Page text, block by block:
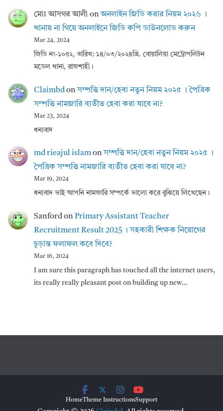
মোঃ আসগর আলী onঅনলাইন জিডি করার নিয়ম ২০২৬ ।
থানায় না গিয়ে অনলাইনে জিডি কপি ডাউনলোড করুন
Mar 24, 2024
জিডি নং-১০৫২, তারিখ: ১৪/০৩/২০২৪খ্রি. বোয়ালিয়া মেট্রোপলিটন
মডেল থানা, রাজশাহী।
Claimbdonসম্পত্তি দান/হেবা নতুন নিয়ম ২০২৫ । পৈত্রিক
সম্পত্তি নামজারি ব্যতীত হেবা করা যাবে না?
Mar 23, 2024
ধন্যবাদ
md rieajul islamonসম্পত্তি দান/হেবা নতুন নিয়ম ২০২৫ ।
পৈত্রিক সম্পত্তি নামজারি ব্যতীত হেবা করা যাবে না?
Mar 19, 2024
ধন্যবাদ ভাই আপনি নামজারি সম্পর্কে ভালো করে বুঝিয়ে লিখেছেন।
SanfordonPrimary Assistant Teacher
Recruitment Result 2025 । সহকারী শিক্ষক নিয়োগের
চূড়ান্ত ফলাফল কবে দিবে?
Mar 16, 2024
I am sure this paragraph has touched all the internet users,
its really really pleasant post on building up new…
HomeTheme InstructionsSupport